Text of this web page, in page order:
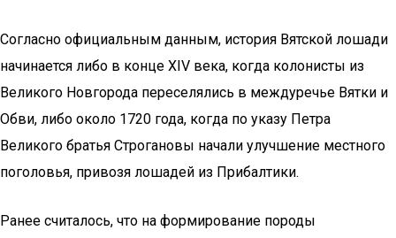
Согласно официальным данным, история Вятской лошади
начинается либо в конце XIV века, когда колонисты из
Великого Новгорода переселялись в междуречье Вятки и
Обви, либо около 1720 года, когда по указу Петра
Великого братья Строгановы начали улучшение местного
поголовья, привозя лошадей из Прибалтики.
Ранее считалось, что на формирование породы